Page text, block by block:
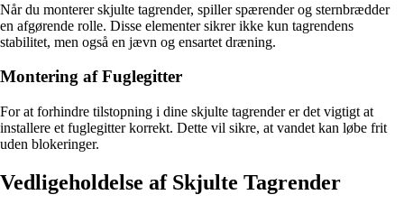
Når du monterer skjulte tagrender, spiller spærender og sternbrædder
en afgørende rolle. Disse elementer sikrer ikke kun tagrendens
stabilitet, men også en jævn og ensartet dræning.
Montering af Fuglegitter
For at forhindre tilstopning i dine skjulte tagrender er det vigtigt at
installere et fuglegitter korrekt. Dette vil sikre, at vandet kan løbe frit
uden blokeringer.
Vedligeholdelse af Skjulte Tagrender